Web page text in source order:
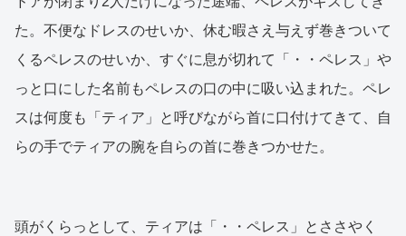
た。不便なドレスのせいか、休む暇さえ与えず巻きついて
くるペレスのせいか、すぐに息が切れて「・・ペレス」や
っと口にした名前もペレスの口の中に吸い込まれた。ペレ
スは何度も「ティア」と呼びながら首に口付けてきて、自
らの手でティアの腕を自らの首に巻きつかせた。
頭がくらっとして、ティアは「・・ペレス」とささやく